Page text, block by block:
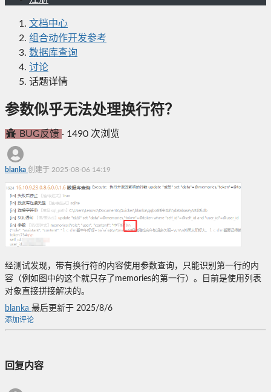
文档中心
组合动作开发参考
数据库查询
讨论
话题详情
参数似乎无法处理换行符？
BUG反馈 · 1490 次浏览
blanka 创建于 2025-08-06 14:19
经测试发现，带有换行符的内容使用参数查询，只能识别第一行的内
容（例如图中的这个就只存了memories的第一行）。目前是使用列表
对象直接拼接解决的。
blanka 最后更新于 2025/8/6
添加评论
回复内容